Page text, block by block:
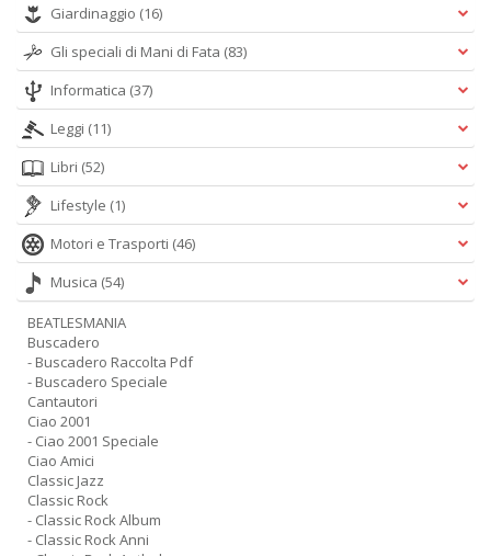
Giardinaggio (16)
Gli speciali di Mani di Fata (83)
Informatica (37)
Leggi (11)
Libri (52)
Lifestyle (1)
Motori e Trasporti (46)
Musica (54)
BEATLESMANIA
Buscadero
- Buscadero Raccolta Pdf
- Buscadero Speciale
Cantautori
Ciao 2001
- Ciao 2001 Speciale
Ciao Amici
Classic Jazz
Classic Rock
- Classic Rock Album
- Classic Rock Anni